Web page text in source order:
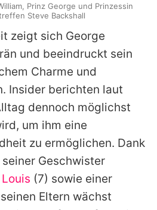
zeigt sich George
und beeindruckt sein
Charme und
Insider berichten laut
dennoch möglichst
um ihm eine
zu ermöglichen. Dank
Geschwister
Louis (7) sowie einer
Eltern wächst
Prinz George und Prinzessin
Steve Backshall